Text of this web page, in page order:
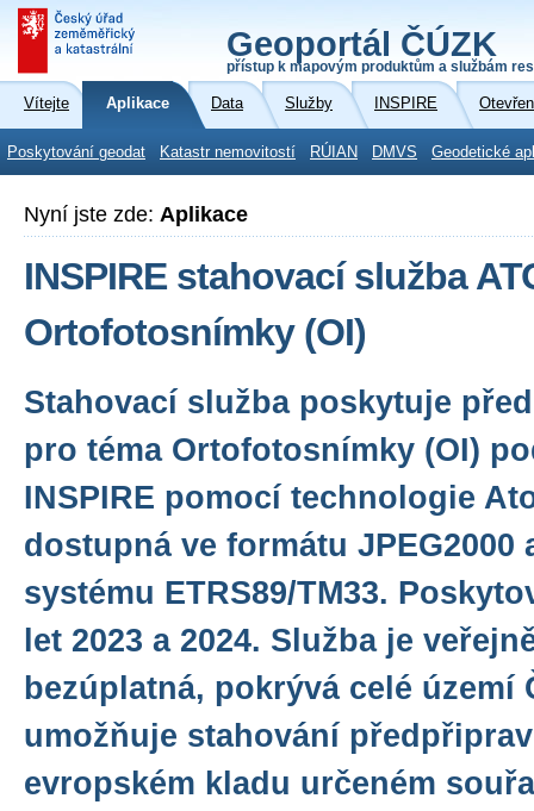
Geoportál ČÚZK
přístup k mapovým produktům a službám
Vítejte Aplikace Data Služby INSPIRE
Poskytování geodat Katastr nemovitostí RÚIAN DMVS Geodetické
Nyní jste zde: Aplikace
INSPIRE stahovací služba
Ortofotosnímky (OI)
Stahovací služba poskytuje
pro téma Ortofotosnímky (OI)
INSPIRE pomocí technologie
dostupná ve formátu JPEG2000
systému ETRS89/TM33.
let 2023 a 2024. Služba je
bezúplatná, pokrývá celé území
umožňuje stahování
evropském kladu určeném